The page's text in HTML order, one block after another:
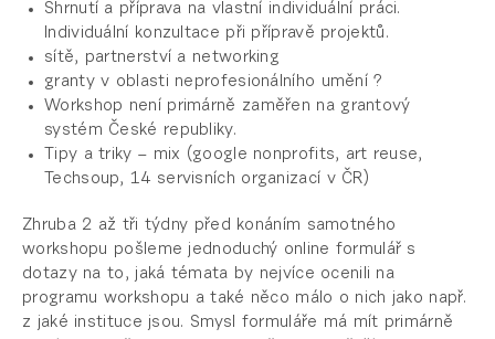
Shrnutí a příprava na vlastní individuální práci.
Individuální konzultace při přípravě projektů.
sítě, partnerství a networking
granty v oblasti neprofesionálního umění ?
Workshop není primárně zaměřen na grantový
systém České republiky.
Tipy a triky – mix (google nonprofits, art reuse,
Techsoup, 14 servisních organizací v ČR)
Zhruba 2 až tři týdny před konáním samotného
workshopu pošleme jednoduchý online formulář s
dotazy na to, jaká témata by nejvíce ocenili na
programu workshopu a také něco málo o nich jako např.
z jaké instituce jsou. Smysl formuláře má mít primárně